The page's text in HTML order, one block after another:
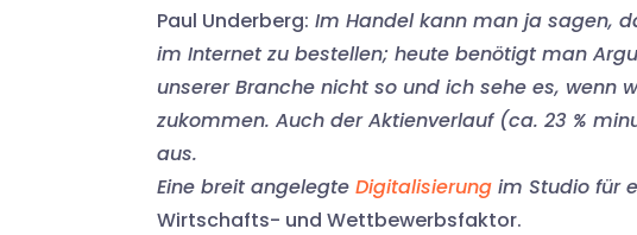
Paul Underberg: Im Handel kann man ja sagen,
im Internet zu bestellen; heute benötigt man
unserer Branche nicht so und ich sehe es, wenn
zukommen. Auch der Aktienverlauf (ca. 23 %
aus.
Eine breit angelegte Digitalisierung im Studio für
Wirtschafts- und Wettbewerbsfaktor.